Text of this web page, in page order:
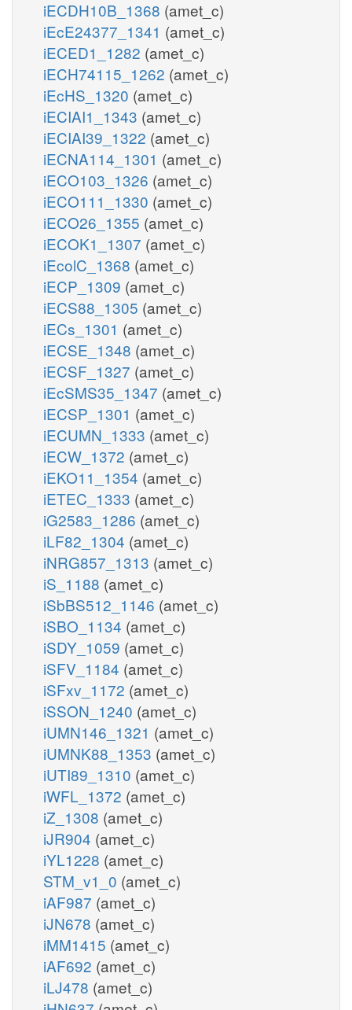
iECDH10B_1368 (amet_c)
iEcE24377_1341 (amet_c)
iECED1_1282 (amet_c)
iECH74115_1262 (amet_c)
iEcHS_1320 (amet_c)
iECIAI1_1343 (amet_c)
iECIAI39_1322 (amet_c)
iECNA114_1301 (amet_c)
iECO103_1326 (amet_c)
iECO111_1330 (amet_c)
iECO26_1355 (amet_c)
iECOK1_1307 (amet_c)
iEcolC_1368 (amet_c)
iECP_1309 (amet_c)
iECS88_1305 (amet_c)
iECs_1301 (amet_c)
iECSE_1348 (amet_c)
iECSF_1327 (amet_c)
iEcSMS35_1347 (amet_c)
iECSP_1301 (amet_c)
iECUMN_1333 (amet_c)
iECW_1372 (amet_c)
iEKO11_1354 (amet_c)
iETEC_1333 (amet_c)
iG2583_1286 (amet_c)
iLF82_1304 (amet_c)
iNRG857_1313 (amet_c)
iS_1188 (amet_c)
iSbBS512_1146 (amet_c)
iSBO_1134 (amet_c)
iSDY_1059 (amet_c)
iSFV_1184 (amet_c)
iSFxv_1172 (amet_c)
iSSON_1240 (amet_c)
iUMN146_1321 (amet_c)
iUMNK88_1353 (amet_c)
iUTI89_1310 (amet_c)
iWFL_1372 (amet_c)
iZ_1308 (amet_c)
iJR904 (amet_c)
iYL1228 (amet_c)
STM_v1_0 (amet_c)
iAF987 (amet_c)
iJN678 (amet_c)
iMM1415 (amet_c)
iAF692 (amet_c)
iLJ478 (amet_c)